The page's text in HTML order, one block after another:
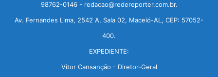
98762-0146 - redacao@redereporter.com.br.
Av. Fernandes Lima, 2542 A, Sala 02, Maceió-AL, CEP: 57052-
400.
EXPEDIENTE:
Vitor Cansanção - Diretor-Geral